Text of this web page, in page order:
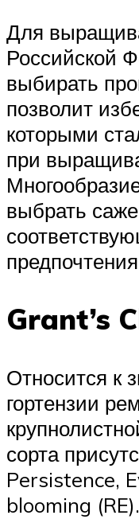
Для
Российской
выбирать
позволит
которыми
при
выбрать
Grant’s
Относится к
гортензии
сорта
Persistence,
blooming (RE).